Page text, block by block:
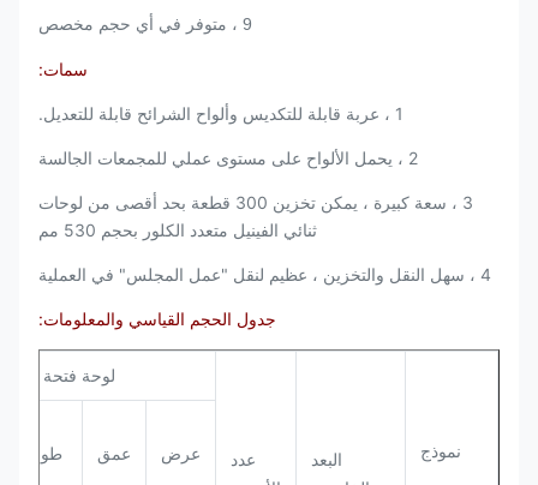
9 ، متوفر في أي حجم مخصص
سمات:
1 ، عربة قابلة للتكديس وألواح الشرائح قابلة للتعديل.
2 ، يحمل الألواح على مستوى عملي للمجمعات الجالسة
3 ، سعة كبيرة ، يمكن تخزين 300 قطعة بحد أقصى من لوحات
ثنائي الفينيل متعدد الكلور بحجم 530 مم
4 ، سهل النقل والتخزين ، عظيم لنقل "عمل المجلس" في العملية
جدول الحجم القياسي والمعلومات:
نموذج
البعد
عدد
لوحة فتحة
عرض عمق طول